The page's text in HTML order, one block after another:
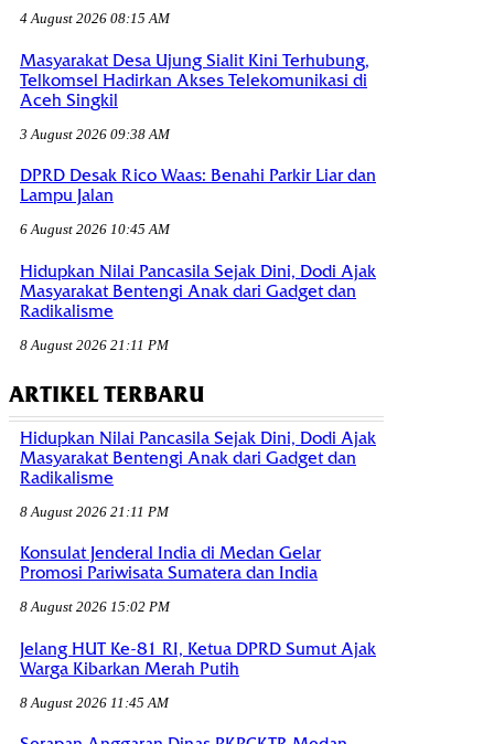
4 August 2026 08:15 AM
Masyarakat Desa Ujung Sialit Kini Terhubung,
Telkomsel Hadirkan Akses Telekomunikasi di
Aceh Singkil
3 August 2026 09:38 AM
DPRD Desak Rico Waas: Benahi Parkir Liar dan
Lampu Jalan
6 August 2026 10:45 AM
Hidupkan Nilai Pancasila Sejak Dini, Dodi Ajak
Masyarakat Bentengi Anak dari Gadget dan
Radikalisme
8 August 2026 21:11 PM
ARTIKEL TERBARU
Hidupkan Nilai Pancasila Sejak Dini, Dodi Ajak
Masyarakat Bentengi Anak dari Gadget dan
Radikalisme
8 August 2026 21:11 PM
Konsulat Jenderal India di Medan Gelar
Promosi Pariwisata Sumatera dan India
8 August 2026 15:02 PM
Jelang HUT Ke-81 RI, Ketua DPRD Sumut Ajak
Warga Kibarkan Merah Putih
8 August 2026 11:45 AM